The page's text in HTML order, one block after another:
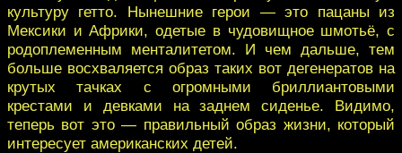
культуру гетто. Нынешние герои — это пацаны из
Мексики и Африки, одетые в чудовищное шмотьё, с
родоплеменным менталитетом. И чем дальше, тем
больше восхваляется образ таких вот дегенератов на
крутых тачках с огромными бриллиантовыми
крестами и девками на заднем сиденье. Видимо,
теперь вот это — правильный образ жизни, который
интересует американских детей.